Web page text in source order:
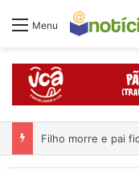
Menu
Filho morre e pai